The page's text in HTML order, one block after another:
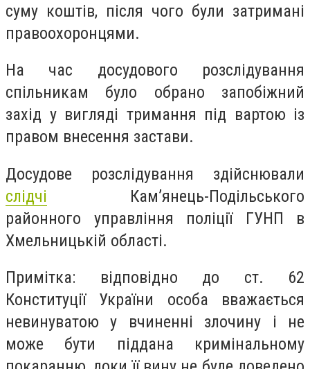
суму коштів, після чого були затримані
правоохоронцями.
На час досудового розслідування
спільникам було обрано запобіжний
захід у вигляді тримання під вартою із
правом внесення застави.
Досудове розслідування здійснювали
слідчі Кам’янець-Подільського
районного управління поліції ГУНП в
Хмельницькій області.
Примітка: відповідно до ст. 62
Конституції України особа вважається
невинуватою у вчиненні злочину і не
може бути піддана кримінальному